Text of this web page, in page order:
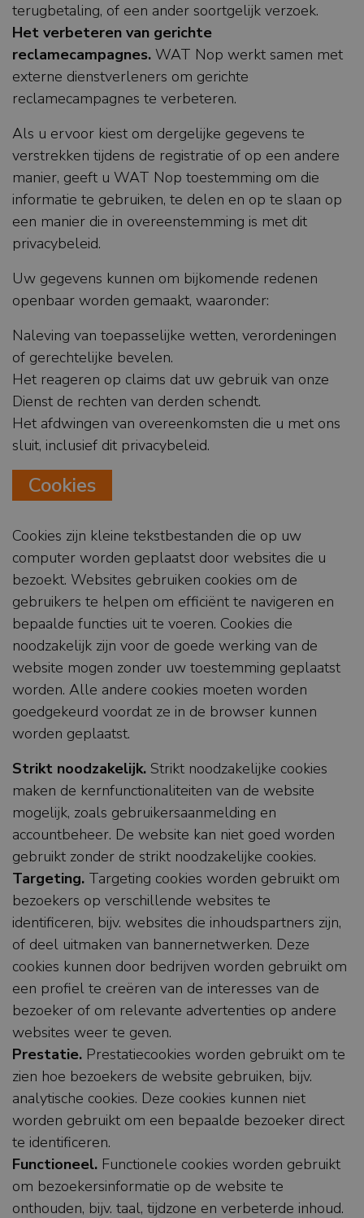
terugbetaling, of een ander soortgelijk verzoek.
Het verbeteren van gerichte
reclamecampagnes. WAT Nop werkt samen met
externe dienstverleners om gerichte
reclamecampagnes te verbeteren.
Als u ervoor kiest om dergelijke gegevens te
verstrekken tijdens de registratie of op een andere
manier, geeft u WAT Nop toestemming om die
informatie te gebruiken, te delen en op te slaan op
een manier die in overeenstemming is met dit
privacybeleid.
Uw gegevens kunnen om bijkomende redenen
openbaar worden gemaakt, waaronder:
Naleving van toepasselijke wetten, verordeningen
of gerechtelijke bevelen.
Het reageren op claims dat uw gebruik van onze
Dienst de rechten van derden schendt.
Het afdwingen van overeenkomsten die u met ons
sluit, inclusief dit privacybeleid.
Cookies
Cookies zijn kleine tekstbestanden die op uw
computer worden geplaatst door websites die u
bezoekt. Websites gebruiken cookies om de
gebruikers te helpen om efficiënt te navigeren en
bepaalde functies uit te voeren. Cookies die
noodzakelijk zijn voor de goede werking van de
website mogen zonder uw toestemming geplaatst
worden. Alle andere cookies moeten worden
goedgekeurd voordat ze in de browser kunnen
worden geplaatst.
Strikt noodzakelijk. Strikt noodzakelijke cookies
maken de kernfunctionaliteiten van de website
mogelijk, zoals gebruikersaanmelding en
accountbeheer. De website kan niet goed worden
gebruikt zonder de strikt noodzakelijke cookies.
Targeting. Targeting cookies worden gebruikt om
bezoekers op verschillende websites te
identificeren, bijv. websites die inhoudspartners zijn,
of deel uitmaken van bannernetwerken. Deze
cookies kunnen door bedrijven worden gebruikt om
een profiel te creëren van de interesses van de
bezoeker of om relevante advertenties op andere
websites weer te geven.
Prestatie. Prestatiecookies worden gebruikt om te
zien hoe bezoekers de website gebruiken, bijv.
analytische cookies. Deze cookies kunnen niet
worden gebruikt om een bepaalde bezoeker direct
te identificeren.
Functioneel. Functionele cookies worden gebruikt
om bezoekersinformatie op de website te
onthouden, bijv. taal, tijdzone en verbeterde inhoud.